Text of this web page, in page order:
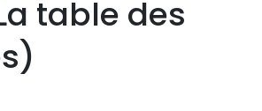
table des